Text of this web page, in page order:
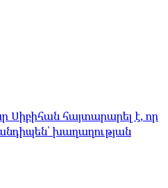
Սիբիհան հայտարարել է, որ
խաղաղության